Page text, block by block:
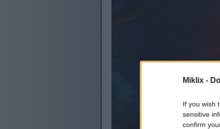
Miklix -
If you wish
sensitive
confirm